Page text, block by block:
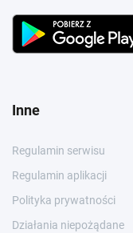
Inne
Regulamin serwisu
Regulamin aplikacji
Polityka prywatności
Działania niepożądane